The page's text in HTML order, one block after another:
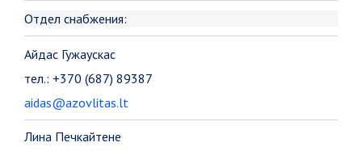
Отдел снабжения:
Айдас Гужаускас
тел.: +370 (687) 89387
aidas@azovlitas.lt
Лина Печкайтене